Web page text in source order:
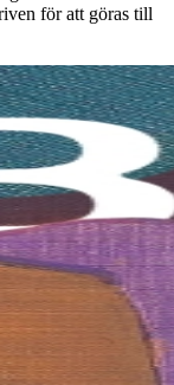
för att göras till